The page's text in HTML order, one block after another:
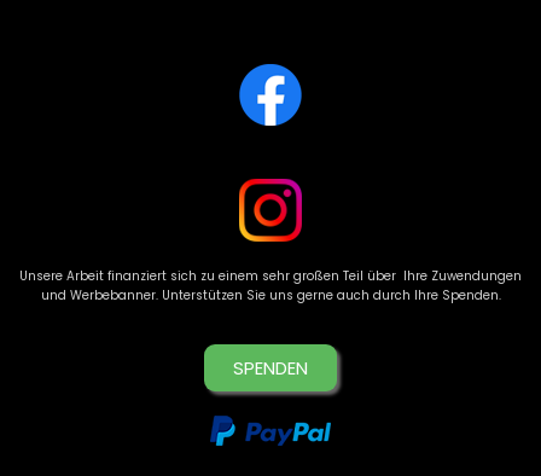
Unsere Arbeit finanziert sich zu einem sehr großen Teil über Ihre Zuwendungen
und Werbebanner. Unterstützen Sie uns gerne auch durch Ihre Spenden.
SPENDEN